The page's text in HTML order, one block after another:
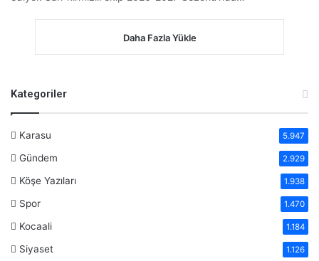
Daha Fazla Yükle
Kategoriler
Karasu 5.947
Gündem 2.929
Köşe Yazıları 1.938
Spor 1.470
Kocaali 1.184
Siyaset 1.126